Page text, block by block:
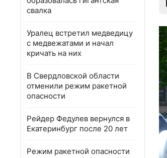
свалка
Уралец встретил медведицу
с медвежатами и начал
кричать на них
В Свердловской области
отменили режим ракетной
опасности
Рейдер Федулев вернулся в
Екатеринбург после 20 лет
Режим ракетной опасности